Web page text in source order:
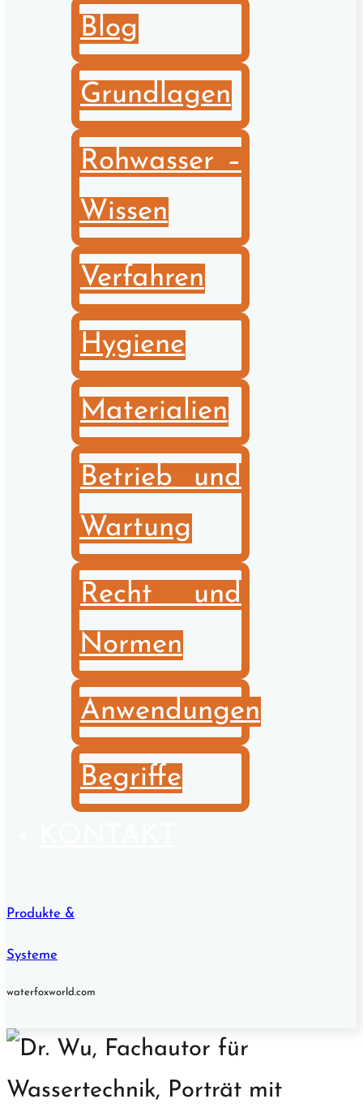
Blog
Grundlagen
Rohwasser –
Wissen
Verfahren
Hygiene
Materialien
Betrieb und
Wartung
Recht und
Normen
Anwendungen
Begriffe
Produkte &
Systeme
waterfoxworld.com